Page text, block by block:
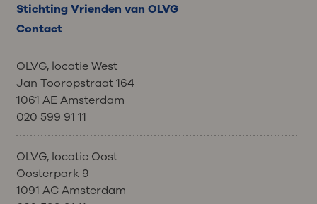
Stichting Vrienden van OLVG
Contact
OLVG, locatie West
Jan Tooropstraat 164
1061 AE Amsterdam
020 599 91 11
OLVG, locatie Oost
Oosterpark 9
1091 AC Amsterdam